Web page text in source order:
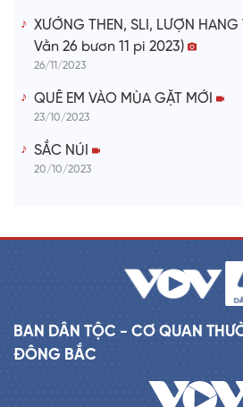
XƯỚNG THEN, SLI, LƯỢN
Vằn 26 bươn 11 pi 2023)
26/11/2023
QUÊ EM VÀO MÙA GẶT MỚI
23/10/2023
SẮC NÚI
20/10/2023
BAN DÂN TỘC - CƠ QUAN
ĐÔNG BẮC